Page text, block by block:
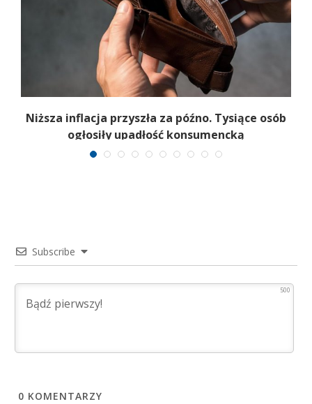
Niższa inflacja przyszła za późno. Tysiące osób
ogłosiły upadłość konsumencką
Subscribe
500
0 KOMENTARZY